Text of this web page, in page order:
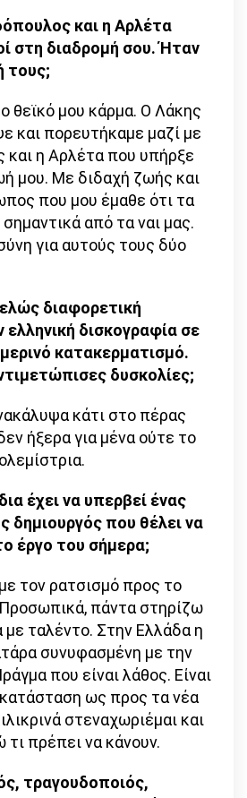
και η Αρλέτα
στη διαδρομή σου. Ήταν
τους;
θεϊκό μου κάρμα. Ο Λάκης
και πορευτήκαμε μαζί με
και η Αρλέτα που υπήρξε
μου. Με διδαχή ζωής και
που μου έμαθε ότι τα
σημαντικά από τα ναι μας.
για αυτούς τους δύο
διαφορετική
δισκογραφία σε
κατακερματισμό.
δυσκολίες;
κάτι στο πέρας
ήξερα για μένα ούτε το
έχει να υπερβεί ένας
δημιουργός που θέλει να
έργο του σήμερα;
τον ρατσισμό προς το
πάντα στηρίζω
με ταλέντο. Στην Ελλάδα η
συνυφασμένη με την
που είναι λάθος. Είναι
ως προς τα νέα
στεναχωριέμαι και
πρέπει να κάνουν.
τραγουδοποιός,